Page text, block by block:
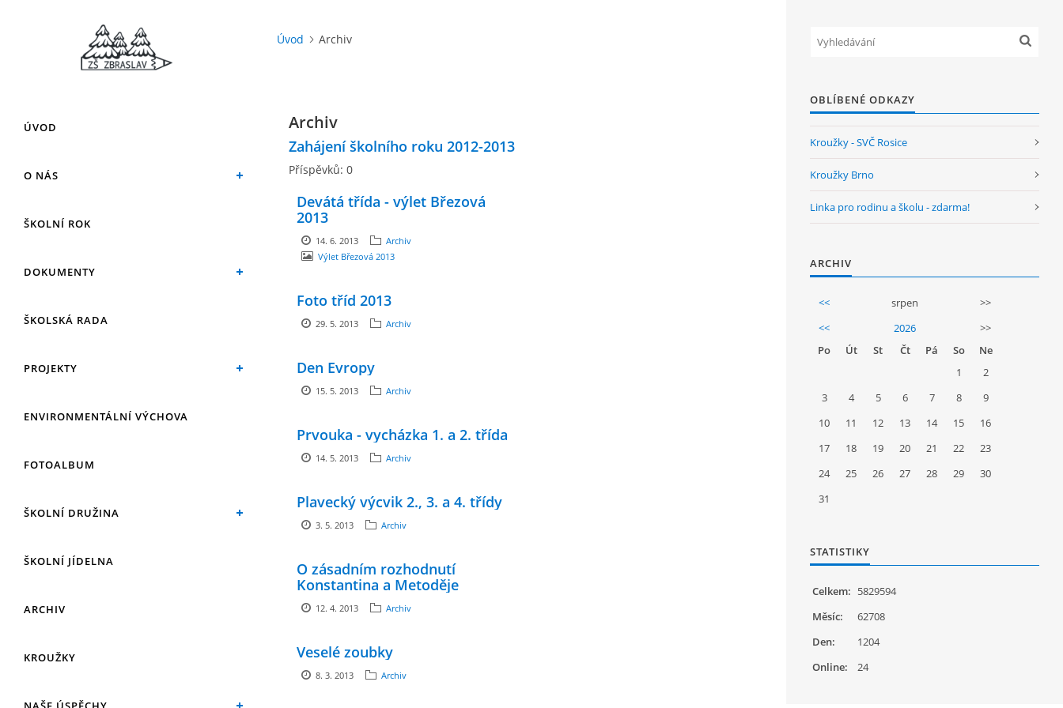
ÚVOD
O NÁS
ŠKOLNÍ ROK
DOKUMENTY
ŠKOLSKÁ RADA
PROJEKTY
ENVIRONMENTÁLNÍ VÝCHOVA
FOTOALBUM
ŠKOLNÍ DRUŽINA
ŠKOLNÍ JÍDELNA
ARCHIV
KROUŽKY
Úvod Archiv
Archiv
Zahájení školního roku 2012-2013
Příspěvků: 0
Devátá třída - výlet Březová
2013
14. 6. 2013
Archiv
Výlet Březová 2013
Foto tříd 2013
29. 5. 2013 Archiv
Den Evropy
15. 5. 2013 Archiv
Prvouka - vycházka 1. a 2. třída
14. 5. 2013 Archiv
Plavecký výcvik 2., 3. a 4. třídy
3. 5. 2013 Archiv
O zásadním rozhodnutí
Konstantina a Metoděje
12. 4. 2013 Archiv
Veselé zoubky
8. 3. 2013 Archiv
OBLÍBENÉ ODKAZY
Kroužky - SVČ Rosice
Kroužky Brno
Linka pro rodinu a školu - zdarma!
ARCHIV
<< srpen
>>
<<
2026
>>
Po
Út St Čt Pá So
Ne
1
2
3
4 5 6 7 8
9
10
11 12 13 14 15
16
17
18 19 20 21 22
23
24
25 26 27 28 29
30
31
STATISTIKY
Online: 24
Celkem: 5829594
Měsíc:
62708
Den:
1204